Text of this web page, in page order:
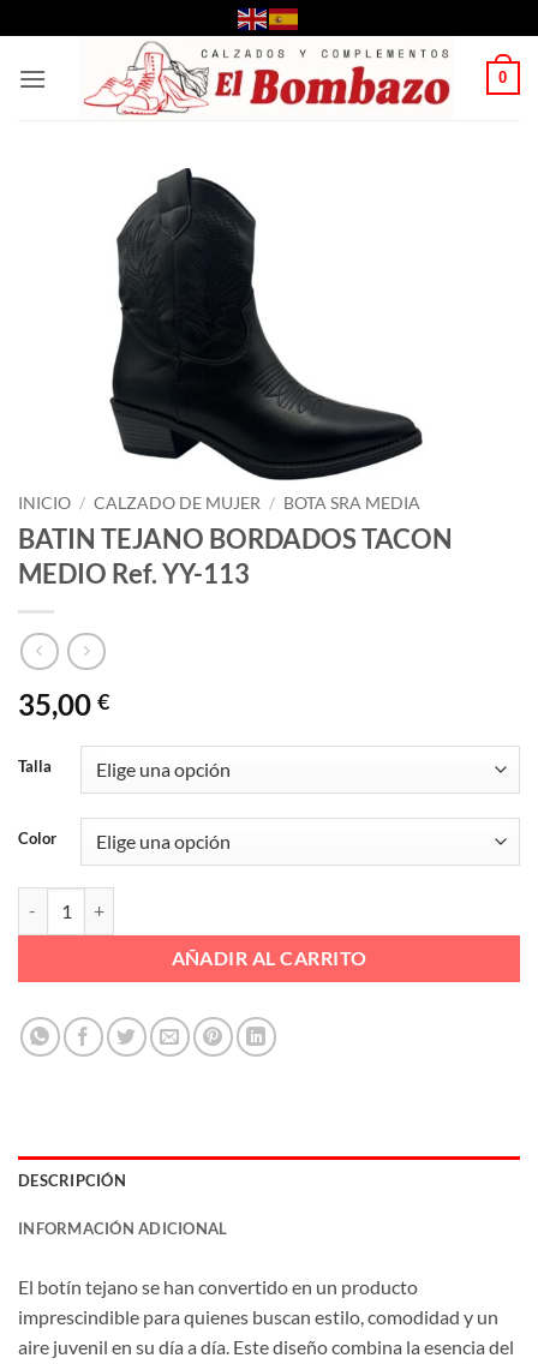
al
contenido
0
INICIO / CALZADO DE MUJER / BOTA SRA MEDIA
BATIN TEJANO BORDADOS TACON
MEDIO Ref. YY-113
35,00 €
Talla
Color
AÑADIR AL CARRITO
DESCRIPCIÓN
INFORMACIÓN ADICIONAL
El botín tejano se han convertido en un producto
imprescindible para quienes buscan estilo, comodidad y un
aire juvenil en su día a día. Este diseño combina la esencia del